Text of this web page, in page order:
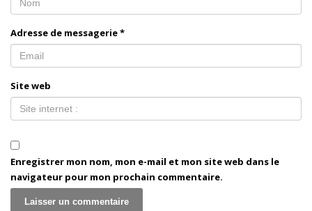
Adresse de messagerie*
Site web
Enregistrer mon nom, mon e-mail et mon site web dans le
navigateur pour mon prochain commentaire.